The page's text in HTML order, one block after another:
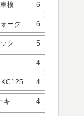
検 6
ーク 6
ク 5
4
KC125 4
キ 4